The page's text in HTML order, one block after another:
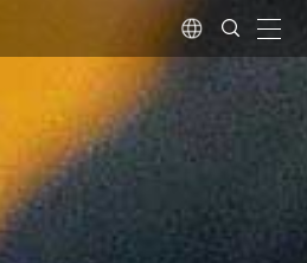
Language
Search
Submit